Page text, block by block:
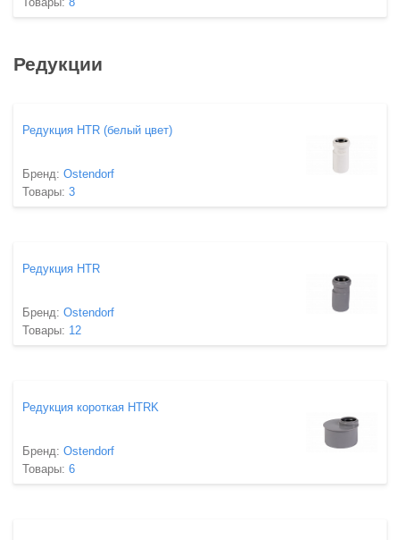
Редукции
Редукция HTR (белый цвет)
Бренд: Ostendorf
Товары: 3
Редукция HTR
Бренд: Ostendorf
Товары: 12
Редукция короткая HTRK
Бренд: Ostendorf
Товары: 6